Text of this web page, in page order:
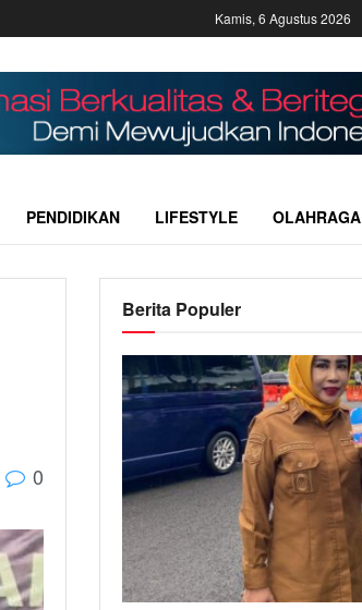
Kamis, 6 Agustus 2026
PENDIDIKAN LIFESTYLE OLAHRAGA
0
Berita Populer